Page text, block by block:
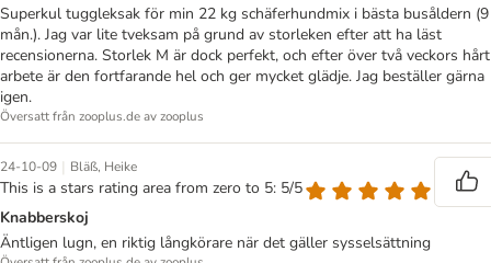
Superkul tuggleksak för min 22 kg schäferhundmix i bästa busåldern (9
mån.). Jag var lite tveksam på grund av storleken efter att ha läst
recensionerna. Storlek M är dock perfekt, och efter över två veckors hårt
arbete är den fortfarande hel och ger mycket glädje. Jag beställer gärna
igen.
Översatt från zooplus.de av zooplus
24-10-09 | Bläß, Heike
This is a stars rating area from zero to 5: 5/5
Knabberskoj
Äntligen lugn, en riktig långkörare när det gäller sysselsättning